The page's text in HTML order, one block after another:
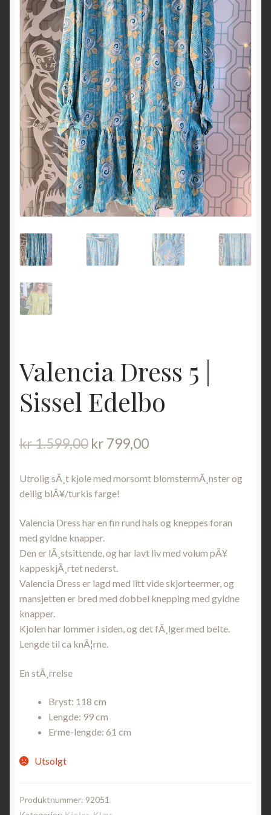
Valencia Dress 5 |
Sissel Edelbo
kr1.599,00 Opprinnelig
var:
kr 1.599,00.
kr 799,00Nåværende
er:
kr 799,00.
Utrolig sÃ¸t kjole med morsomt blomstermÃ¸nster og
deilig blÃ¥/turkis farge!
Valencia Dress har en fin rund hals og kneppes foran
med gyldne knapper.
Den er lÃ¸stsittende, og har lavt liv med volum pÃ¥
kappeskjÃ¸rtet nederst.
Valencia Dress er lagd med litt vide skjorteermer, og
mansjetten er bred med dobbel knepping med gyldne
knapper.
Kjolen har lommer i siden, og det fÃ¸lger med belte.
Lengde til ca knÃ¦rne.
En stÃ¸rrelse
Bryst: 118 cm
Lengde: 99 cm
Erme-lengde: 61 cm
Utsolgt
Produktnummer: 92051